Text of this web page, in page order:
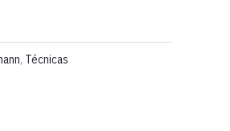
, Técnicas